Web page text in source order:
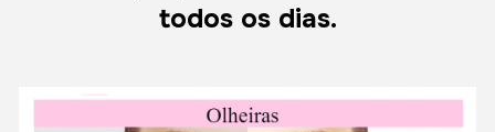
todos os dias.